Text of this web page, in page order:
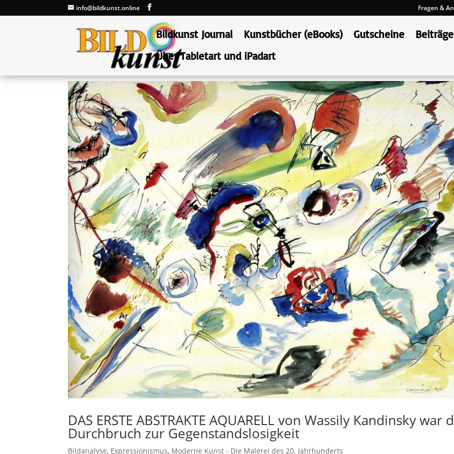
info@bildkunst.online Fragen &
Bildkunst Journal Kunstbücher (eBooks) Gutscheine
Beiträge
Über Tabletart und iPadart
DAS ERSTE ABSTRAKTE AQUARELL von Wassily Kandinsky war
Durchbruch zur Gegenstandslosigkeit
Bildanalyse, Expressionismus, Moderne Kunst - Die Malerei des 20. Jahrhunderts